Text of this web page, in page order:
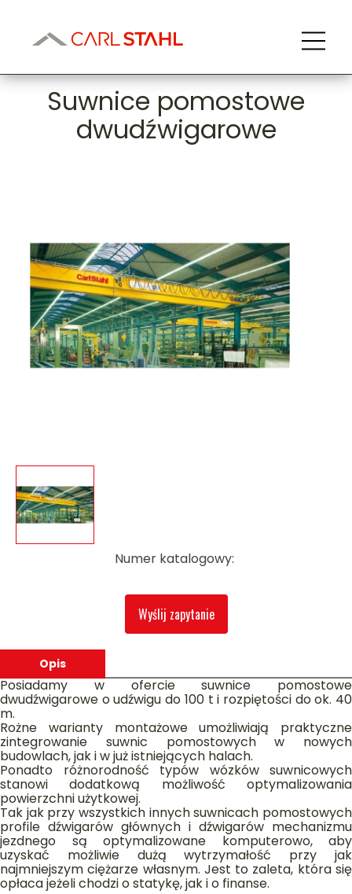
Suwnice pomostowe
dwudźwigarowe
Numer katalogowy:
Wyślij zapytanie
Opis
Posiadamy w ofercie suwnice pomostowe
dwudźwigarowe o udźwigu do 100 t i rozpiętości do ok. 40
m.
Rożne warianty montażowe umożliwiają praktyczne
zintegrowanie suwnic pomostowych w nowych
budowlach, jak i w już istniejących halach.
Ponadto różnorodność typów wózków suwnicowych
stanowi dodatkową możliwość optymalizowania
powierzchni użytkowej.
Tak jak przy wszystkich innych suwnicach pomostowych
profile dźwigarów głównych i dźwigarów mechanizmu
jezdnego są optymalizowane komputerowo, aby
uzyskać możliwie dużą wytrzymałość przy jak
najmniejszym ciężarze własnym. Jest to zaleta, która się
opłaca jeżeli chodzi o statykę, jak i o finanse.